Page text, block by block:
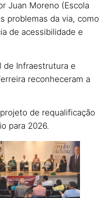
Juan Moreno (Escola
problemas da via, como
de acessibilidade e
de Infraestrutura e
reconheceram a
de requalificação
para 2026.